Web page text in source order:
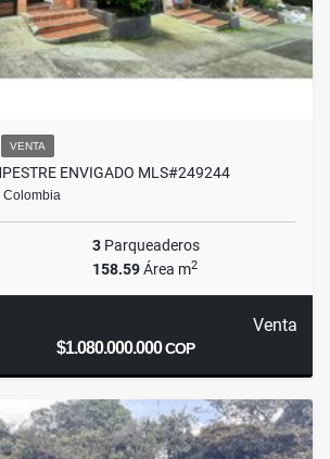
VENTA
ENVIGADO MLS#249244
Colombia
3 Parqueaderos
158.59Área m2
Venta
$1.080.000.000COP